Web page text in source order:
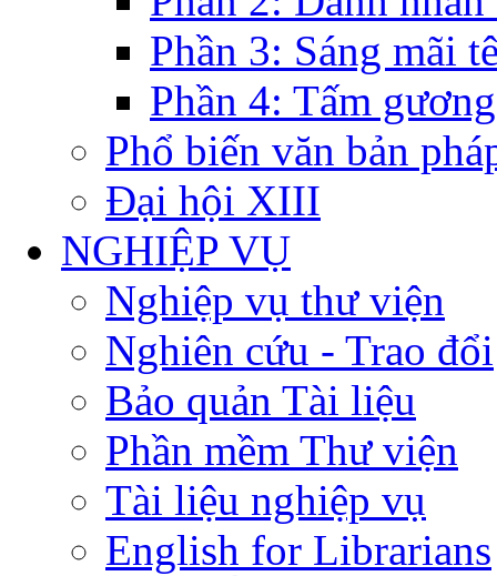
Phần 3: Sáng mãi
Phần 4: Tấm
Phổ biến văn bản
Đại hội XIII
NGHIỆP VỤ
Nghiệp vụ thư viện
Nghiên cứu - Trao đổi
Bảo quản Tài liệu
Phần mềm Thư viện
Tài liệu nghiệp vụ
English for Librarians